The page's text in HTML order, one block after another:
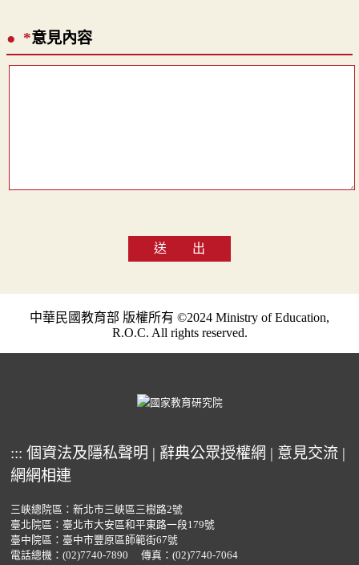
*意見內容
送 出
中華民國教育部 版權所有 ©2024 Ministry of Education,
R.O.C. All rights reserved.
::: 個資法及隱私聲明 | 辭典公眾授權網 | 意見交流 |
網網相連
三峽總院區：新北市三峽區三樹路2號
臺北院區：臺北市大安區和平東路一段179號
臺中院區：臺中市豐原區師範街67號
電話總機： (02)7740-7890 傳真：(02)7740-7064